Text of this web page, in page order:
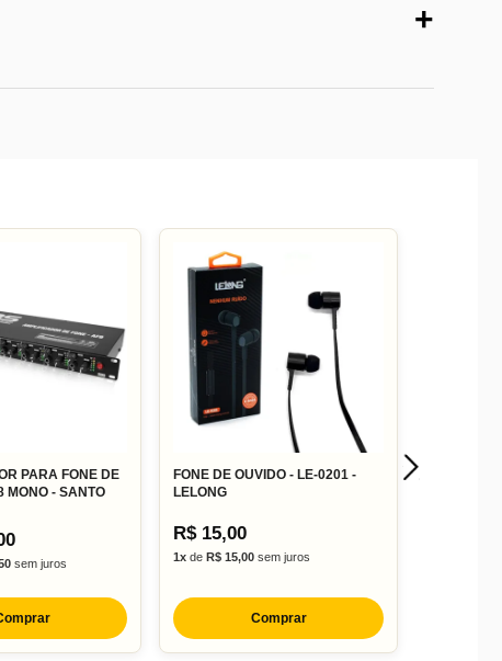
+
PARA FONE DE
MONO - SANTO
sem juros
FONE DE OUVIDO - LE-0201 -
LELONG
R$ 15,00
1x de R$ 15,00 sem juros
Comprar